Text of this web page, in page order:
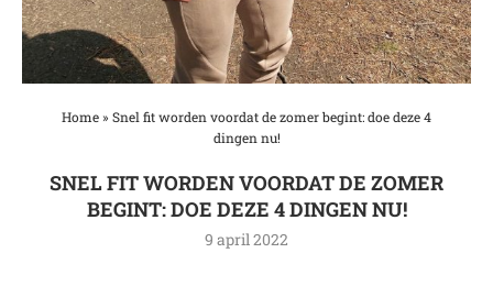
Home» Snel fit worden voordat de zomer begint: doe deze 4
dingen nu!
SNEL FIT WORDEN VOORDAT DE ZOMER
BEGINT: DOE DEZE 4 DINGEN NU!
9 april 2022